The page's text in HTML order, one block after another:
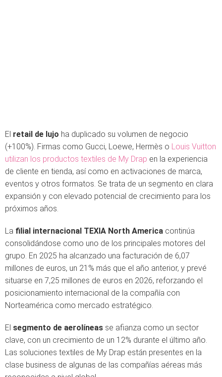
El retail de lujo ha duplicado su volumen de negocio
(+100%). Firmas como Gucci, Loewe, Hermès o Louis Vuitton
utilizan los productos textiles de My Drap en la experiencia
de cliente en tienda, así como en activaciones de marca,
eventos y otros formatos. Se trata de un segmento en clara
expansión y con elevado potencial de crecimiento para los
próximos años.
La filial internacional TEXIA North America continúa
consolidándose como uno de los principales motores del
grupo. En 2025 ha alcanzado una facturación de 6,07
millones de euros, un 21% más que el año anterior, y prevé
situarse en 7,25 millones de euros en 2026, reforzando el
posicionamiento internacional de la compañía con
Norteamérica como mercado estratégico.
El segmento de aerolíneas se afianza como un sector
clave, con un crecimiento de un 12% durante el último año.
Las soluciones textiles de My Drap están presentes en la
clase business de algunas de las compañías aéreas más